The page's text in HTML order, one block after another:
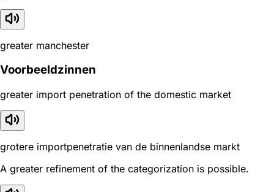
greater manchester
Voorbeeldzinnen
greater import penetration of the domestic market
grotere importpenetratie van de binnenlandse markt
A greater refinement of the categorization is possible.